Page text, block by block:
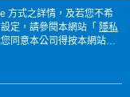
方式之詳情，及若您不希
定，請參閱本網站「 隱私
同意本公司得按本網站使